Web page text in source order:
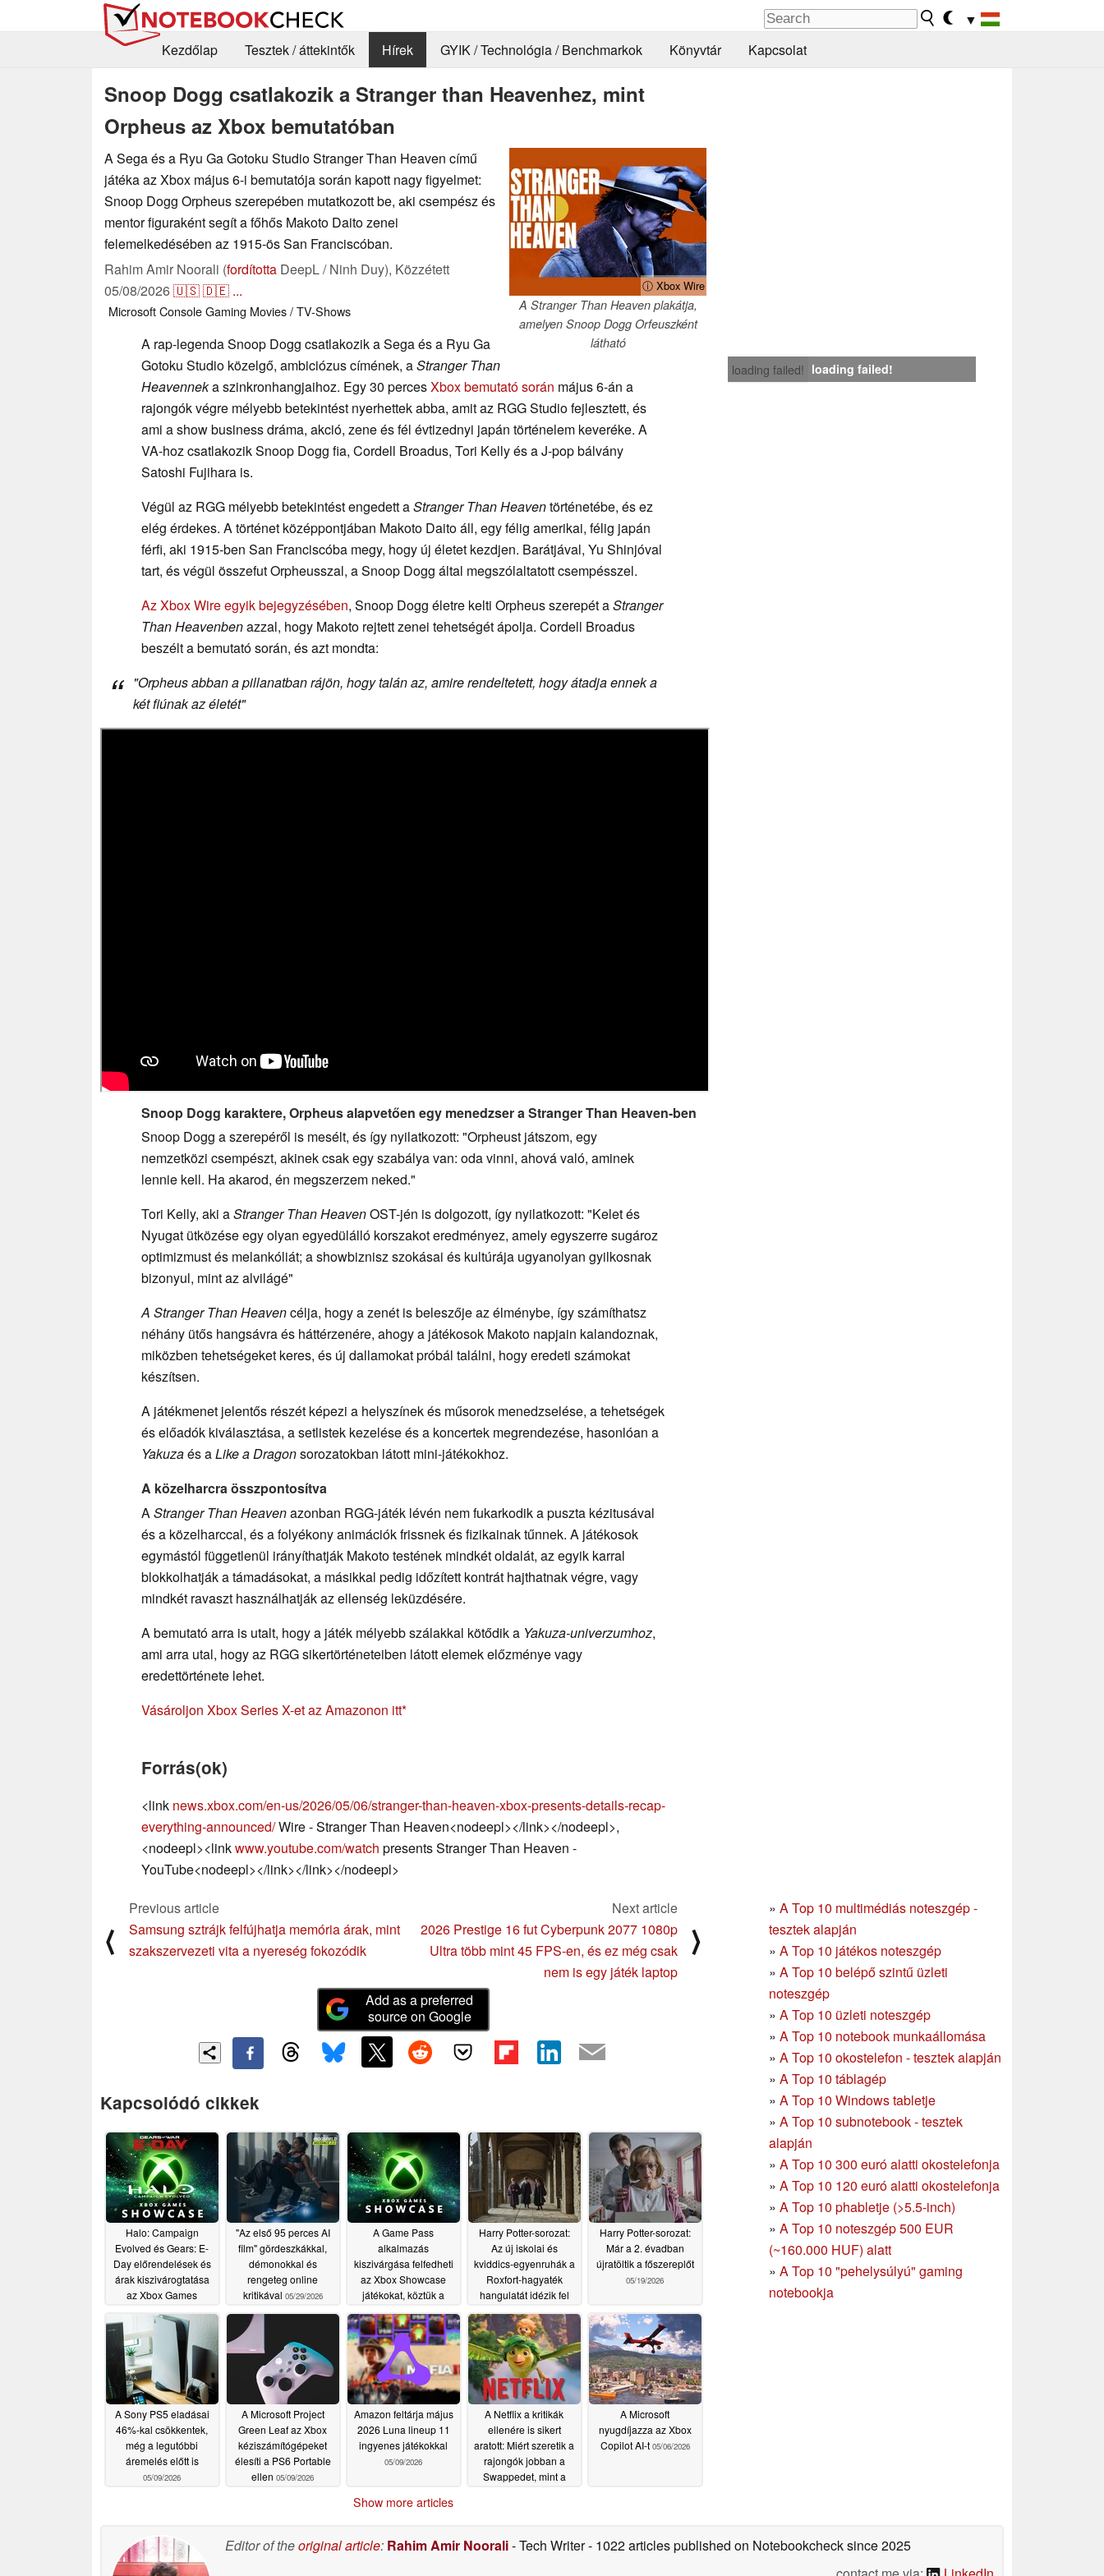
▼
Kezdőlap
Tesztek / áttekintők Hírek GYIK / Technológia / Benchmarkok Könyvtár Kapcsolat
Snoop Dogg csatlakozik a Stranger than Heavenhez, mint
Orpheus az Xbox bemutatóban
ⓘ Xbox Wire
A Stranger Than Heaven plakátja,
amelyen Snoop Dogg Orfeuszként
látható
A Sega és a Ryu Ga Gotoku Studio Stranger Than Heaven című
játéka az Xbox május 6-i bemutatója során kapott nagy figyelmet:
Snoop Dogg Orpheus szerepében mutatkozott be, aki csempész és
mentor figuraként segít a főhős Makoto Daito zenei
felemelkedésében az 1915-ös San Franciscóban.
Rahim Amir Noorali (fordította DeepL / Ninh Duy), Közzétett
05/08/2026🇺🇸🇩🇪 ...
MicrosoftConsoleGaming Movies / TV-Shows
loading failed! loading failed!
A rap-legenda Snoop Dogg csatlakozik a Sega és a Ryu Ga
Gotoku Studio közelgő, ambiciózus címének, aStranger Than
Heavenneka szinkronhangjaihoz. Egy 30 percesXbox bemutató során május 6-án a
rajongók végre mélyebb betekintést nyerhettek abba, amit az RGG Studio fejlesztett, és
ami a show business dráma, akció, zene és fél évtizednyi japán történelem keveréke. A
VA-hoz csatlakozik Snoop Dogg fia, Cordell Broadus, Tori Kelly és a J-pop bálvány
Satoshi Fujihara is.
Végül az RGG mélyebb betekintést engedett aStranger Than Heaventörténetébe, és ez
elég érdekes. A történet középpontjában Makoto Daito áll, egy félig amerikai, félig japán
férfi, aki 1915-ben San Franciscóba megy, hogy új életet kezdjen. Barátjával, Yu Shinjóval
tart, és végül összefut Orpheusszal, a Snoop Dogg által megszólaltatott csempésszel.
Az Xbox Wire egyik bejegyzésében, Snoop Dogg életre kelti Orpheus szerepét aStranger
Than Heavenbenazzal, hogy Makoto rejtett zenei tehetségét ápolja. Cordell Broadus
beszélt a bemutató során, és azt mondta:
"Orpheus abban a pillanatban rájön, hogy talán az, amire rendeltetett, hogy átadja ennek a
két fiúnak az életét"
Snoop Dogg karaktere, Orpheus alapvetően egy menedzser a Stranger Than Heaven-ben
Snoop Dogg a szerepéről is mesélt, és így nyilatkozott: "Orpheust játszom, egy
nemzetközi csempészt, akinek csak egy szabálya van: oda vinni, ahová való, aminek
lennie kell. Ha akarod, én megszerzem neked."
Tori Kelly, aki aStranger Than HeavenOST-jén is dolgozott, így nyilatkozott: "Kelet és
Nyugat ütközése egy olyan egyedülálló korszakot eredményez, amely egyszerre sugároz
optimizmust és melankóliát; a showbiznisz szokásai és kultúrája ugyanolyan gyilkosnak
bizonyul, mint az alvilágé"
A Stranger Than Heavencélja, hogy a zenét is beleszője az élménybe, így számíthatsz
néhány ütős hangsávra és háttérzenére, ahogy a játékosok Makoto napjain kalandoznak,
miközben tehetségeket keres, és új dallamokat próbál találni, hogy eredeti számokat
készítsen.
A játékmenet jelentős részét képezi a helyszínek és műsorok menedzselése, a tehetségek
és előadók kiválasztása, a setlistek kezelése és a koncertek megrendezése, hasonlóan a
Yakuzaés aLike a Dragonsorozatokban látott mini-játékokhoz.
A közelharcra összpontosítva
AStranger Than Heavenazonban RGG-játék lévén nem fukarkodik a puszta kézitusával
és a közelharccal, és a folyékony animációk frissnek és fizikainak tűnnek. A játékosok
egymástól függetlenül irányíthatják Makoto testének mindkét oldalát, az egyik karral
blokkolhatják a támadásokat, a másikkal pedig időzített kontrát hajthatnak végre, vagy
mindkét ravaszt használhatják az ellenség leküzdésére.
A bemutató arra is utalt, hogy a játék mélyebb szálakkal kötődik a Yakuza-univerzumhoz,
ami arra utal, hogy az RGG sikertörténeteiben látott elemek előzménye vagy
eredettörténete lehet.
Vásároljon Xbox Series X-et az Amazonon itt
Forrás(ok)
<link news.xbox.com/en-us/2026/05/06/stranger-than-heaven-xbox-presents-details-recap-
everything-announced/Wire - Stranger Than Heaven<nodeepl></link></nodeepl>,
<nodeepl><linkwww.youtube.com/watch presents Stranger Than Heaven -
YouTube<nodeepl></link></link></nodeepl>
» A Top 10 multimédiás noteszgép -
tesztek alapján
» A Top 10 játékos noteszgép
» A Top 10 belépő szintű üzleti
noteszgép
» A Top 10 üzleti noteszgép
» A Top 10 notebook munkaállomása
» A Top 10 okostelefon - tesztek alapján
» A Top 10 táblagép
» A Top 10 Windows tabletje
» A Top 10 subnotebook - tesztek
alapján
» A Top 10 300 euró alatti okostelefonja
» A Top 10 120 euró alatti okostelefonja
» A Top 10 phabletje (>5.5-inch)
» A Top 10 noteszgép 500 EUR
(~160.000 HUF) alatt
» A Top 10 "pehelysúlyú" gaming
notebookja
⟨
Previous article
Samsung sztrájk felfújhatja memória árak, mint
szakszervezeti vita a nyereség fokozódik
Next article
2026 Prestige 16 fut Cyberpunk 2077 1080p
Ultra több mint 45 FPS-en, és ez még csak
nem is egy játék laptop
⟩
Add as a preferred
source on Google
Kapcsolódó cikkek
Halo: Campaign
Evolved és Gears: E-
Day előrendelések és
árak kiszivárogtatása
az Xbox Games
06/08/2026
"Az első 95 perces AI
film" gördeszkákkal,
démonokkal és
rengeteg online
kritikával 05/29/2026
A Game Pass
alkalmazás
kiszivárgása felfedheti
az Xbox Showcase
játékokat, köztük a
05/27/2026
Harry Potter-sorozat:
Az új iskolai és
kviddics-egyenruhák a
Roxfort-hagyaték
hangulatát idézik fel
05/20/2026
Harry Potter-sorozat:
Már a 2. évadban
újratöltik a főszereplőt
05/19/2026
A Sony PS5 eladásai
46%-kal csökkentek,
még a legutóbbi
áremelés előtt is
05/09/2026
A Microsoft Project
Green Leaf az Xbox
kéziszámítógépeket
élesíti a PS6 Portable
ellen 05/09/2026
Amazon feltárja május
2026 Luna lineup 11
ingyenes játékokkal
05/09/2026
A Netflix a kritikák
ellenére is sikert
aratott: Miért szeretik a
rajongók jobban a
Swappedet, mint a
A Microsoft
nyugdíjazza az Xbox
Copilot AI-t 05/06/2026
Show more articles
Editor of theoriginal article: Rahim Amir Noorali- Tech Writer- 1022 articles published on Notebookchecksince 2025